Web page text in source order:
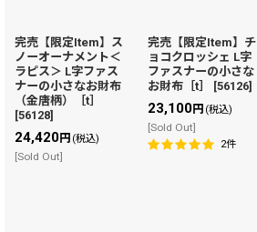
完売【限定Item】ス
ノーオーナメント＜
ラピス＞ L字ファス
ナーの小さなお財布
（金唐柄）［t］
[56128]
24,420円 (税込)
[Sold Out]
完売【限定Item】チ
ョコクロッシェ L字
ファスナーの小さな
お財布［t］
[56126]
23,100円 (税込)
[Sold Out]
2件